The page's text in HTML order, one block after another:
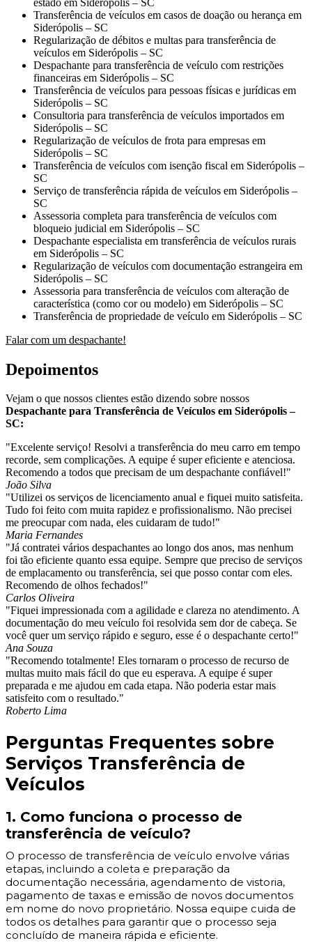
Transferência de veículos em casos de doação ou herança em
Siderópolis – SC
Regularização de débitos e multas para transferência de
veículos em Siderópolis – SC
Despachante para transferência de veículo com restrições
financeiras em Siderópolis – SC
Transferência de veículos para pessoas físicas e jurídicas em
Siderópolis – SC
Consultoria para transferência de veículos importados em
Siderópolis – SC
Regularização de veículos de frota para empresas em
Siderópolis – SC
Transferência de veículos com isenção fiscal em Siderópolis –
SC
Serviço de transferência rápida de veículos em Siderópolis –
SC
Assessoria completa para transferência de veículos com
bloqueio judicial em Siderópolis – SC
Despachante especialista em transferência de veículos rurais
em Siderópolis – SC
Regularização de veículos com documentação estrangeira em
Siderópolis – SC
Assessoria para transferência de veículos com alteração de
característica (como cor ou modelo) em Siderópolis – SC
Transferência de propriedade de veículo em Siderópolis – SC
Falar com um despachante!
Depoimentos
Vejam o que nossos clientes estão dizendo sobre nossos
Despachante para Transferência de Veículos em Siderópolis –
SC:
"Excelente serviço! Resolvi a transferência do meu carro em tempo
recorde, sem complicações. A equipe é super eficiente e atenciosa.
Recomendo a todos que precisam de um despachante confiável!"
João Silva
"Utilizei os serviços de licenciamento anual e fiquei muito satisfeita.
Tudo foi feito com muita rapidez e profissionalismo. Não precisei
me preocupar com nada, eles cuidaram de tudo!"
Maria Fernandes
"Já contratei vários despachantes ao longo dos anos, mas nenhum
foi tão eficiente quanto essa equipe. Sempre que preciso de serviços
de emplacamento ou transferência, sei que posso contar com eles.
Recomendo de olhos fechados!"
Carlos Oliveira
"Fiquei impressionada com a agilidade e clareza no atendimento. A
documentação do meu veículo foi resolvida sem dor de cabeça. Se
você quer um serviço rápido e seguro, esse é o despachante certo!"
Ana Souza
"Recomendo totalmente! Eles tornaram o processo de recurso de
multas muito mais fácil do que eu esperava. A equipe é super
preparada e me ajudou em cada etapa. Não poderia estar mais
satisfeito com o resultado."
Roberto Lima
Perguntas Frequentes sobre
Serviços Transferência de
Veículos
1. Como funciona o processo de
transferência de veículo?
O processo de transferência de veículo envolve várias
etapas, incluindo a coleta e preparação da
documentação necessária, agendamento de vistoria,
pagamento de taxas e emissão de novos documentos
em nome do novo proprietário. Nossa equipe cuida de
todos os detalhes para garantir que o processo seja
concluído de maneira rápida e eficiente.